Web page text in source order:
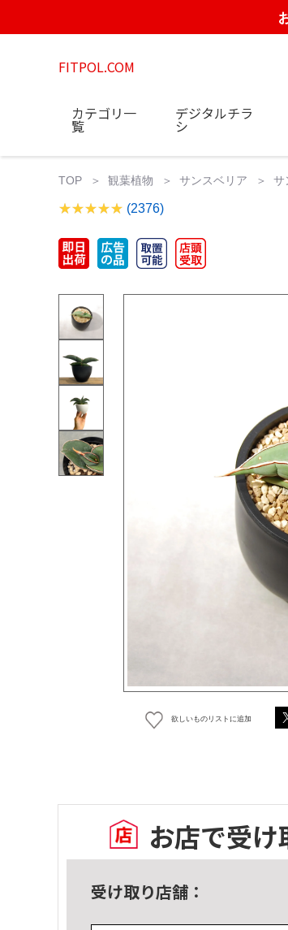
FITPOL.COM
カテゴリ一
覧
デジタルチラ
シ
TOP 観葉植物 サンスベリア サ
(2376)
欲しいものリストに追加
お店で受け
受け取り店舗：